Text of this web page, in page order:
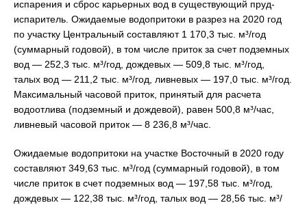
испарения и сброс карьерных вод в существующий пруд-
испаритель. Ожидаемые водопритоки в разрез на 2020 год
по участку Центральный составляют 1 170,3 тыс. м³/год
(суммарный годовой), в том числе приток за счет подземных
вод — 252,3 тыс. м³/год, дождевых — 509,8 тыс. м³/год,
талых вод — 211,2 тыс. м³/год, ливневых — 197,0 тыс. м³/год.
Максимальный часовой приток, принятый для расчета
водоотлива (подземный и дождевой), равен 500,8 м³/час,
ливневый часовой приток — 8 236,8 м³/час.
Ожидаемые водопритоки на участке Восточный в 2020 году
составляют 349,63 тыс. м³/год (суммарный годовой), в том
числе приток в счет подземных вод — 197,58 тыс. м³/год,
дождевых — 122,38 тыс. м³/год, талых вод — 28,56 тыс. м³/